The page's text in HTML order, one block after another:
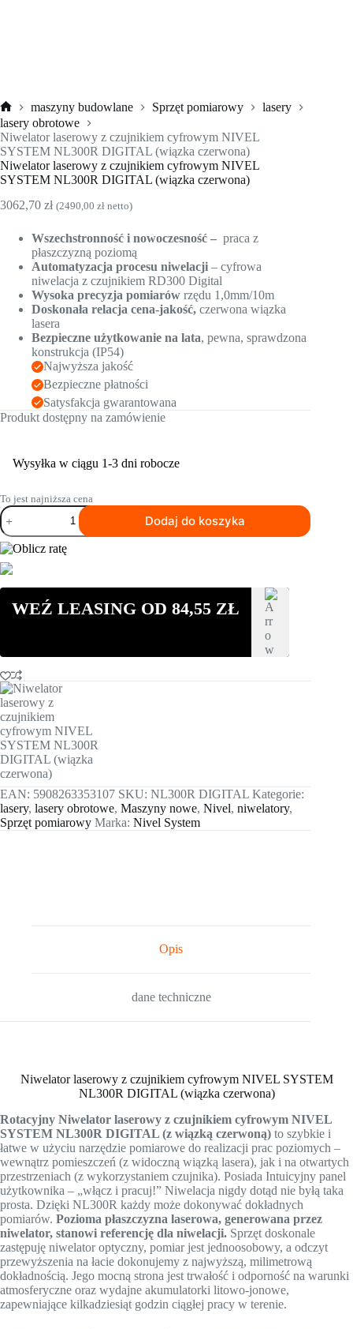
Strona
główna
maszyny budowlane Sprzęt pomiarowy
lasery
lasery obrotowe
Niwelator laserowy z czujnikiem cyfrowym NIVEL
SYSTEM NL300R DIGITAL (wiązka czerwona)
Niwelator laserowy z czujnikiem cyfrowym NIVEL
SYSTEM NL300R DIGITAL (wiązka czerwona)
3062,70 zł (2490,00 zł netto)
Wszechstronność i nowoczesność – praca z
płaszczyzną poziomą
Automatyzacja procesu niwelacji – cyfrowa
niwelacja z czujnikiem RD300 Digital
Wysoka precyzja pomiarów rzędu 1,0mm/10m
Doskonała relacja cena-jakość, czerwona wiązka
lasera
Bezpieczne użytkowanie na lata, pewna, sprawdzona
konstrukcja (IP54)
Najwyższa jakość
Bezpieczne płatności
Satysfakcja gwarantowana
Produkt dostępny na zamówienie
Wysyłka w ciągu 1-3 dni robocze
To jest najniższa cena
ilość
Niwelator
laserowy
z
czujnikiem
cyfrowym
NIVEL
SYSTEM
NL300R
czerwona)
Dodaj do koszyka
WEŹ LEASING OD 84,55 ZŁ
EAN: 5908263353107 SKU: NL300R DIGITAL Kategorie:
lasery, lasery obrotowe, Maszyny nowe, Nivel, niwelatory,
Sprzęt pomiarowy Marka: Nivel System
Opis
dane techniczne
Niwelator laserowy z czujnikiem cyfrowym NIVEL SYSTEM
NL300R DIGITAL (wiązka czerwona)
Rotacyjny Niwelator laserowy z czujnikiem cyfrowym NIVEL
SYSTEM NL300R DIGITAL (z wiązką czerwoną) to szybkie i
łatwe w użyciu narzędzie pomiarowe do realizacji prac poziomych –
wewnątrz pomieszczeń (z widoczną wiązką lasera), jak i na otwartych
przestrzeniach (z wykorzystaniem czujnika). Posiada Intuicyjny panel
użytkownika – „włącz i pracuj!” Niwelacja nigdy dotąd nie byłą taka
prosta. Dzięki NL300R każdy może dokonywać dokładnych
pomiarów. Pozioma płaszczyzna laserowa, generowana przez
niwelator, stanowi referencję dla niwelacji. Sprzęt doskonale
zastępuję niwelator optyczny, pomiar jest jednoosobowy, a odczyt
przewyższenia na łacie dokonujemy z najwyższą, milimetrową
dokładnością. Jego mocną strona jest trwałość i odporność na warunki
atmosferyczne oraz wydajne akumulatorki litowo-jonowe,
zapewniające kilkadziesiąt godzin ciągłej pracy w terenie.